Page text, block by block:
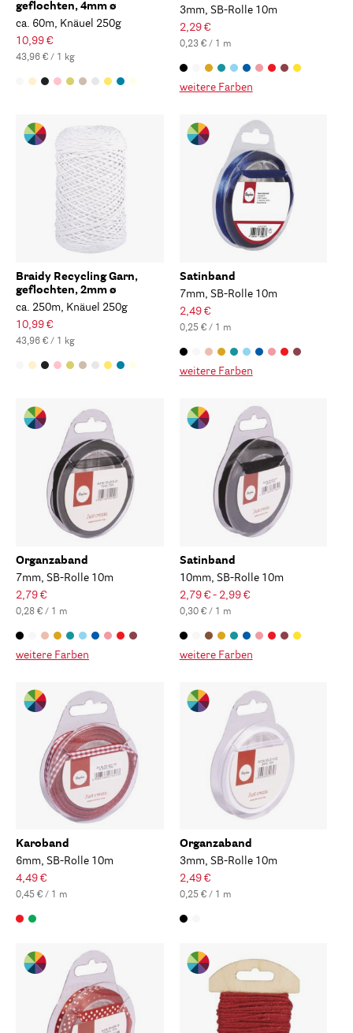
geflochten, 4mm ø
ca. 60m, Knäuel 250g
10,99 €
43,96 € / 1 kg
3mm, SB-Rolle 10m
2,29 €
0,23 € / 1 m
weitere Farben
Braidy Recycling Garn,
geflochten, 2mm ø
ca. 250m, Knäuel 250g
10,99 €
43,96 € / 1 kg
Satinband
7mm, SB-Rolle 10m
2,49 €
0,25 € / 1 m
weitere Farben
Organzaband
7mm, SB-Rolle 10m
2,79 €
0,28 € / 1 m
weitere Farben
Satinband
10mm, SB-Rolle 10m
2,79 € - 2,99 €
0,30 € / 1 m
weitere Farben
Karoband
6mm, SB-Rolle 10m
4,49 €
0,45 € / 1 m
Organzaband
3mm, SB-Rolle 10m
2,49 €
0,25 € / 1 m